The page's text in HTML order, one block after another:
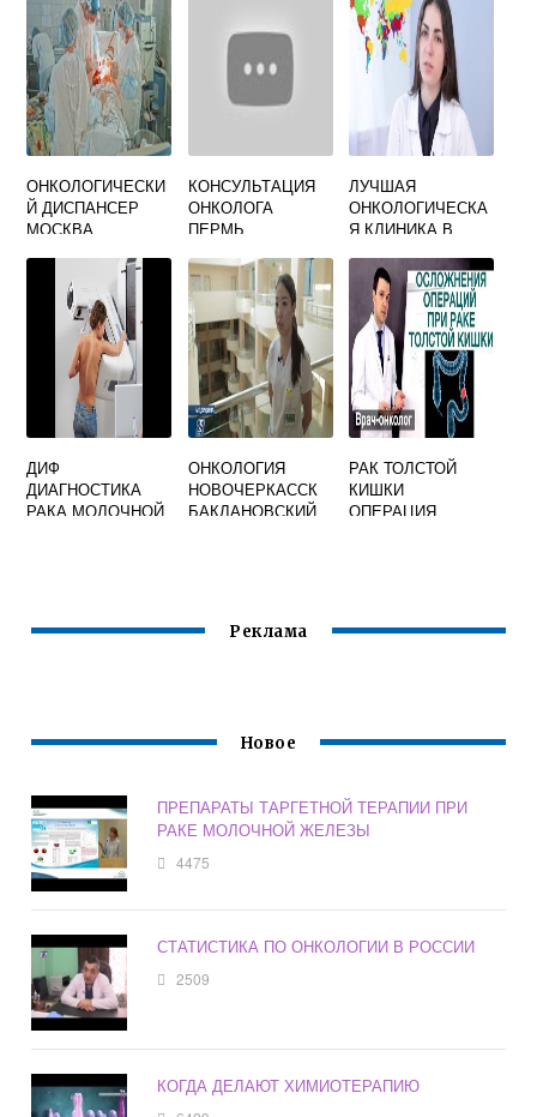
ОНКОЛОГИЧЕСКИ
Й ДИСПАНСЕР
МОСКВА
КОНСУЛЬТАЦИЯ
ОНКОЛОГА
ПЕРМЬ
ЛУЧШАЯ
ОНКОЛОГИЧЕСКА
Я КЛИНИКА В
ДИФ
ДИАГНОСТИКА
РАКА МОЛОЧНОЙ
ОНКОЛОГИЯ
НОВОЧЕРКАССК
БАКЛАНОВСКИЙ
РАК ТОЛСТОЙ
КИШКИ
ОПЕРАЦИЯ
Реклама
Новое
ПРЕПАРАТЫ ТАРГЕТНОЙ ТЕРАПИИ ПРИ
РАКЕ МОЛОЧНОЙ ЖЕЛЕЗЫ
4475
СТАТИСТИКА ПО ОНКОЛОГИИ В РОССИИ
2509
КОГДА ДЕЛАЮТ ХИМИОТЕРАПИЮ